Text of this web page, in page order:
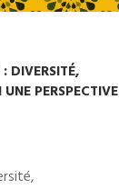
DIVERSITÉ,
PERSPECTIVE